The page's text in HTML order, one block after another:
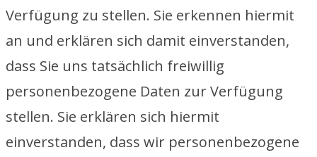
Verfügung zu stellen. Sie erkennen hiermit
an und erklären sich damit einverstanden,
dass Sie uns tatsächlich freiwillig
personenbezogene Daten zur Verfügung
stellen. Sie erklären sich hiermit
einverstanden, dass wir personenbezogene